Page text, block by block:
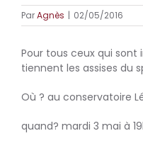
ParAgnès | 02/05/2016
Pour tous ceux qui sont
tiennent les assises du
Où ? au conservatoire
quand? mardi 3 mai à